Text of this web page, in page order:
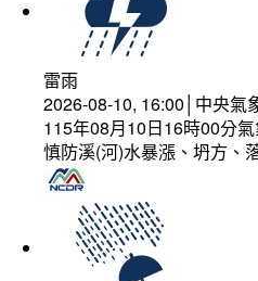
雷雨
2026-08-10, 16:00│中央氣
115年08月10日16時00分
慎防溪(河)水暴漲、坍方、